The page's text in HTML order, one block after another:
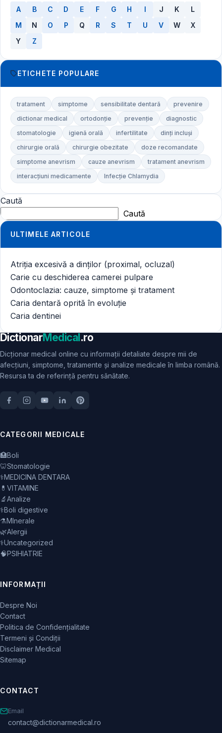
A B C D E F G H I J K
L
M
N O P Q R S T U V W
X
Y
Z
ETICHETE POPULARE
tratament simptome sensibilitate dentară
prevenire
dictionar medical
ortodonție prevenție
diagnostic
stomatologie
igienă orală infertilitate
dinți incluși
chirurgie orală
chirurgie obezitate
doze recomandate
simptome anevrism
cauze anevrism
tratament anevrism
interacțiuni medicamente
Infecție Chlamydia
Caută
Caută
ULTIMELE ARTICOLE
Atriția excesivă a dinților (proximal, ocluzal)
Carie cu deschiderea camerei pulpare
Odontoclazia: cauze, simptome și tratament
Caria dentară oprită în evoluție
Caria dentinei
DictionarMedical.ro
Dicționar medical online cu informații detaliate despre mii de
afecțiuni, simptome, tratamente și analize medicale în limba română.
Resursa ta de referință pentru sănătate.
CATEGORII MEDICALE
🏥Boli
🦷Stomatologie
⚕️MEDICINA DENTARA
💊 VITAMINE
🔬Analize
⚕️Boli digestive
⚗️MInerale
🌿Alergii
⚕️Uncategorized
🧠PSIHIATRIE
INFORMAȚII
Despre Noi
Contact
Politica de Confidențialitate
Termeni și Condiții
Disclaimer Medical
Sitemap
CONTACT
Email
contact@dictionarmedical.ro